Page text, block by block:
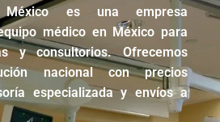
México es una empresa
médico en México para
y consultorios. Ofrecemos
nacional con precios
especializada y envíos a